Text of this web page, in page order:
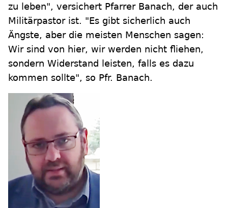
zu leben", versichert Pfarrer Banach, der auch
Militärpastor ist. "Es gibt sicherlich auch
Ängste, aber die meisten Menschen sagen:
Wir sind von hier, wir werden nicht fliehen,
sondern Widerstand leisten, falls es dazu
kommen sollte", so Pfr. Banach.